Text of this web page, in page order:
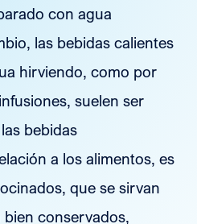
con agua
las bebidas calientes
hirviendo, como por
suelen ser
bebidas
a los alimentos, es
que se sirvan
conservados,